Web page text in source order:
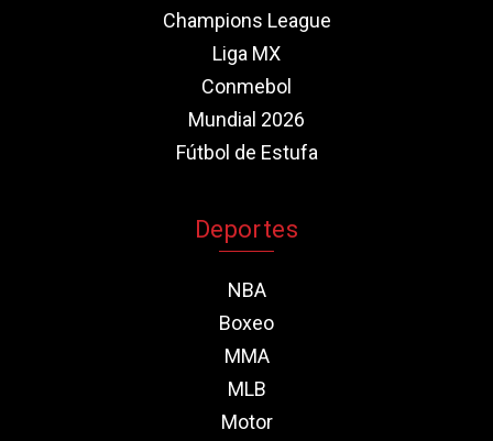
Champions League
Liga MX
Conmebol
Mundial 2026
Fútbol de Estufa
Deportes
NBA
Boxeo
MMA
MLB
Motor